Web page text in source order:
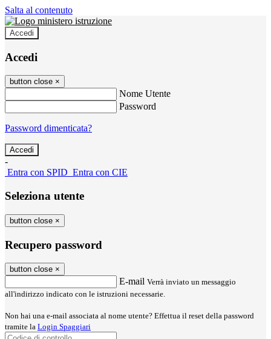
Salta al contenuto
Accedi
Accedi
button close ×
Nome Utente
Password
Password dimenticata?
-
Entra con SPID Entra con CIE
Seleziona utente
button close ×
Recupero password
button close ×
E-mail Verrà inviato un messaggio
all'indirizzo indicato con le istruzioni necessarie.
Non hai una e-mail associata al nome utente? Effettua il reset della password
tramite la Login Spaggiari